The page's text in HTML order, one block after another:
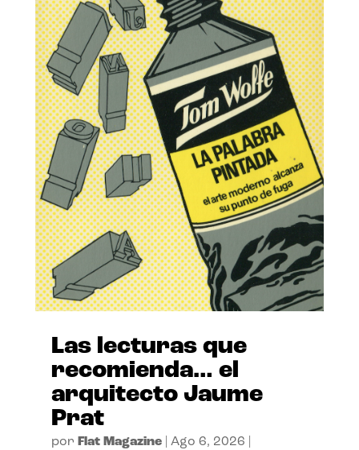
Las lecturas que
recomienda… el
arquitecto Jaume
Prat
por Flat Magazine| Ago 6, 2026